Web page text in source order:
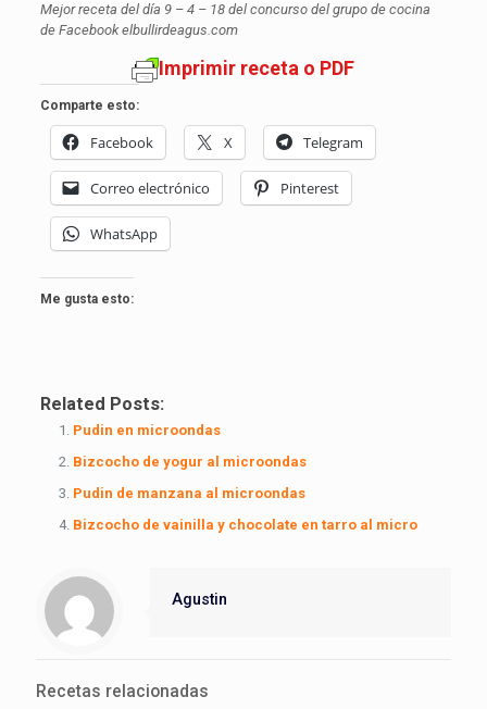
Mejor receta del día 9 – 4 – 18 del concurso del grupo de cocina
de Facebook elbullirdeagus.com
Imprimir receta o PDF
Comparte esto:
Facebook X Telegram
Correo electrónico Pinterest
WhatsApp
Me gusta esto:
Related Posts:
Pudin en microondas
Bizcocho de yogur al microondas
Pudin de manzana al microondas
Bizcocho de vainilla y chocolate en tarro al micro
Agustin
Recetas relacionadas